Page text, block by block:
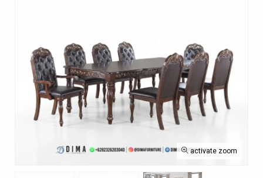
activate zoom